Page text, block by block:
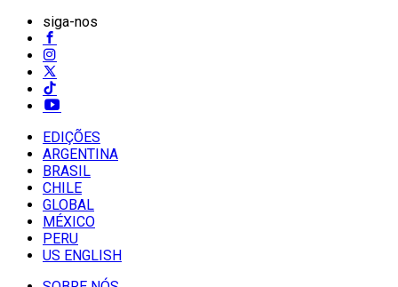
siga-nos
EDIÇÕES
ARGENTINA
BRASIL
CHILE
GLOBAL
MÉXICO
PERU
US ENGLISH